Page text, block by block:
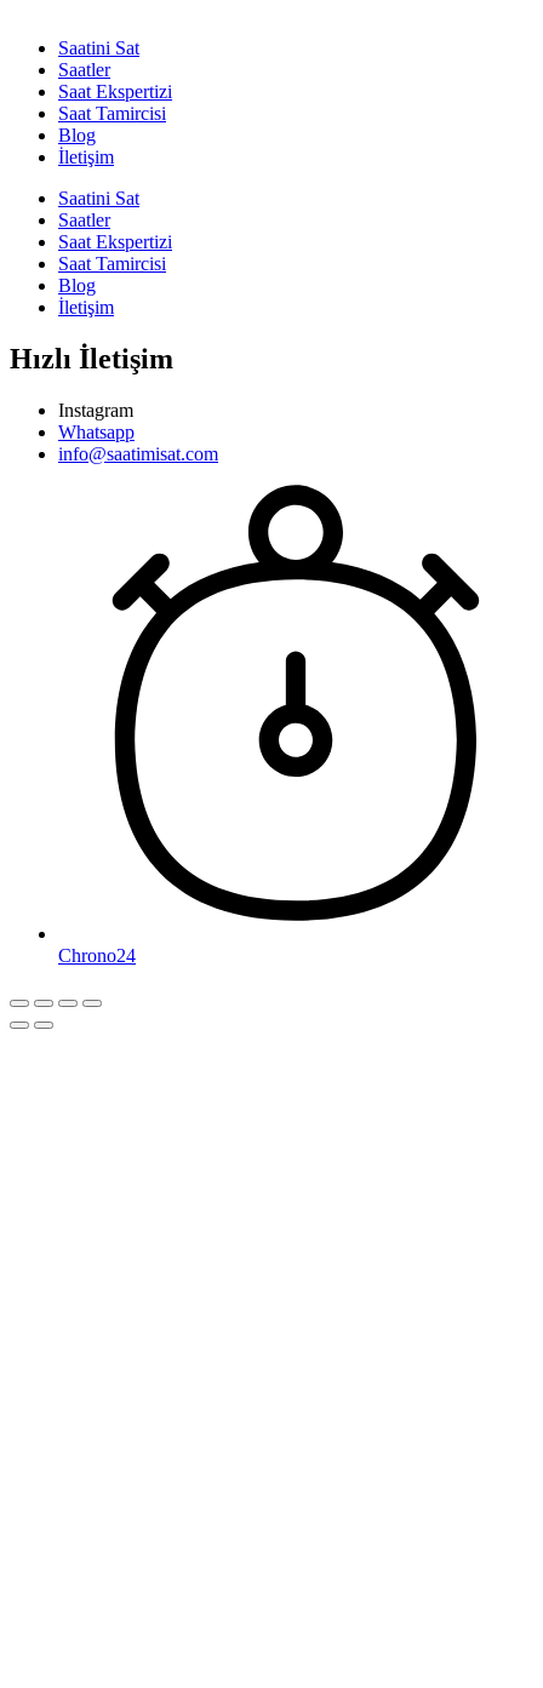
Saatini Sat
Saatler
Saat Ekspertizi
Saat Tamircisi
Blog
İletişim
Saatini Sat
Saatler
Saat Ekspertizi
Saat Tamircisi
Blog
İletişim
Hızlı İletişim
Instagram
Whatsapp
info@saatimisat.com
Chrono24